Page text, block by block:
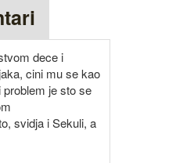
dece i
cini mu se kao
je sto se
svidja i Sekuli, a